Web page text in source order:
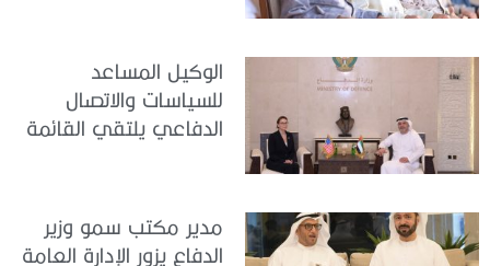
الوكيل المساعد
للسياسات والاتصال
الدفاعي يلتقي القائمة
مدير مكتب سمو وزير
الدفاع يزور الإدارة العامة